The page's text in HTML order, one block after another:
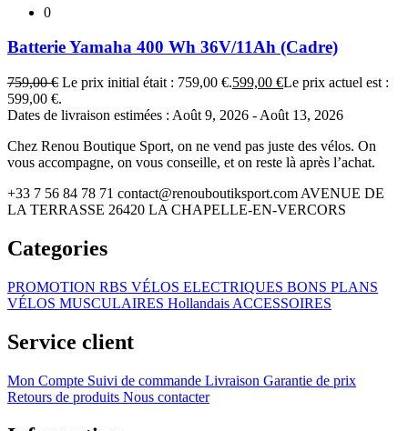
0
Batterie Yamaha 400 Wh 36V/11Ah (Cadre)
759,00€ Le prix initial était : 759,00 €.599,00 €Le prix actuel est :
599,00 €.
Dates de livraison estimées : Août 9, 2026 - Août 13, 2026
Chez Renou Boutique Sport, on ne vend pas juste des vélos. On
vous accompagne, on vous conseille, et on reste là après l’achat.
+33 7 56 84 78 71 contact@renouboutiksport.com AVENUE DE
LA TERRASSE 26420 LA CHAPELLE-EN-VERCORS
Categories
PROMOTION RBS VÉLOS ELECTRIQUES BONS PLANS
VÉLOS MUSCULAIRES Hollandais ACCESSOIRES
Service client
Mon Compte Suivi de commande Livraison Garantie de prix
Retours de produits Nous contacter